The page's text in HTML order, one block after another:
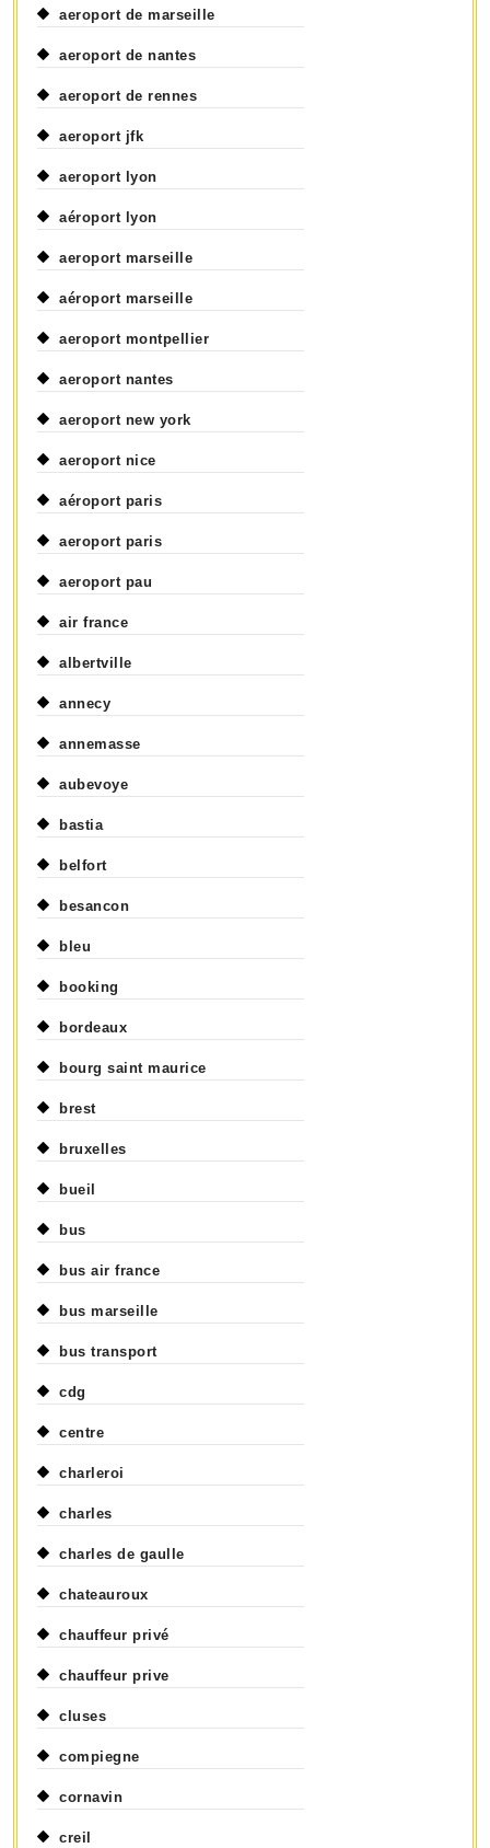
aeroport de marseille
aeroport de nantes
aeroport de rennes
aeroport jfk
aeroport lyon
aéroport lyon
aeroport marseille
aéroport marseille
aeroport montpellier
aeroport nantes
aeroport new york
aeroport nice
aéroport paris
aeroport paris
aeroport pau
air france
albertville
annecy
annemasse
aubevoye
bastia
belfort
besancon
bleu
booking
bordeaux
bourg saint maurice
brest
bruxelles
bueil
bus
bus air france
bus marseille
bus transport
cdg
centre
charleroi
charles
charles de gaulle
chateauroux
chauffeur privé
chauffeur prive
cluses
compiegne
cornavin
creil